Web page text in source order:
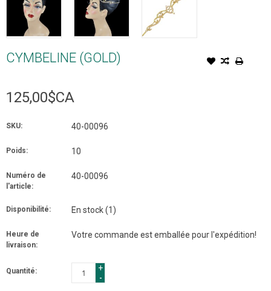
CYMBELINE (GOLD)
125,00$CA
SKU: 40-00096
Poids: 10
Numéro de
l'article:
40-00096
Disponibilité: En stock(1)
Heure de
livraison:
Votre commande est emballée pour l'expédition!
Quantité:
+
-